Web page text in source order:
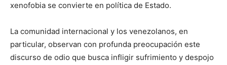
xenofobia se convierte en política de Estado.
La comunidad internacional y los venezolanos, en
particular, observan con profunda preocupación este
discurso de odio que busca infligir sufrimiento y despojo